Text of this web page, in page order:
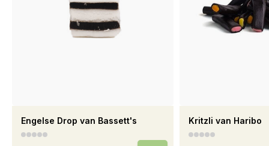
Engelse Drop van Bassett's Kritzli van Haribo